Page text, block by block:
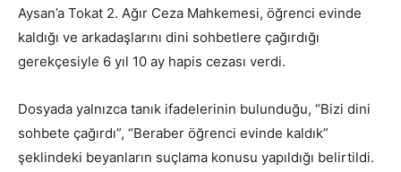
Aysan’a Tokat 2. Ağır Ceza Mahkemesi, öğrenci evinde
kaldığı ve arkadaşlarını dini sohbetlere çağırdığı
gerekçesiyle 6 yıl 10 ay hapis cezası verdi.
Dosyada yalnızca tanık ifadelerinin bulunduğu, “Bizi dini
sohbete çağırdı”, “Beraber öğrenci evinde kaldık”
şeklindeki beyanların suçlama konusu yapıldığı belirtildi.